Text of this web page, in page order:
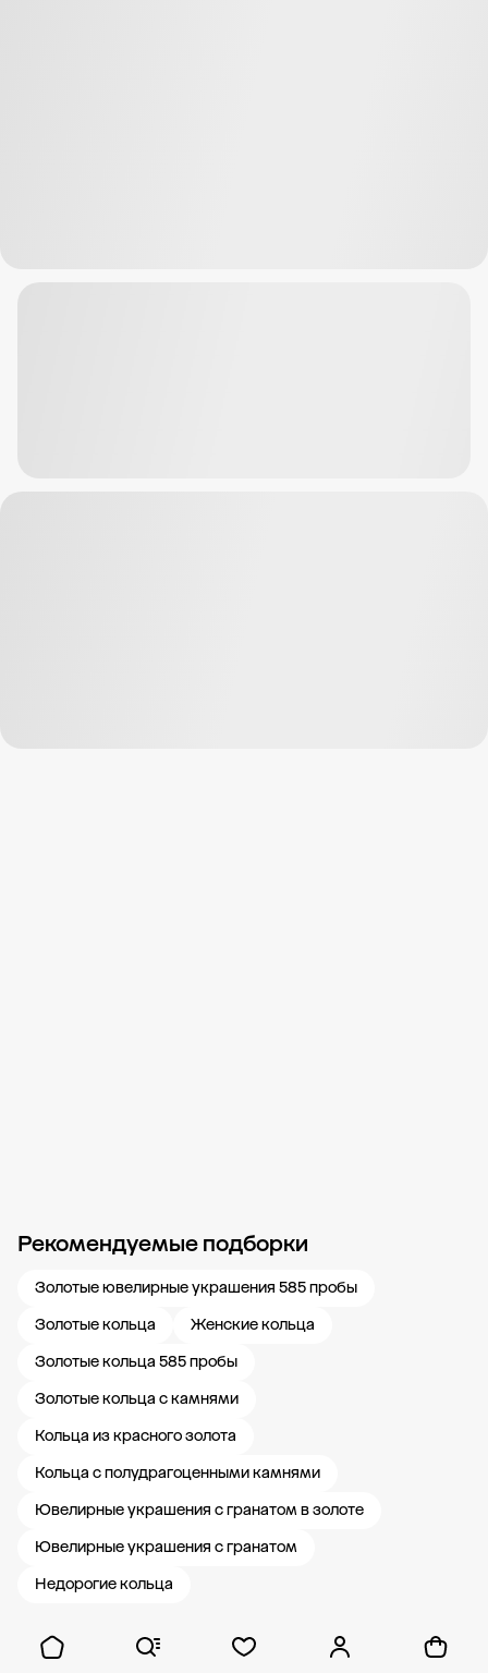
Рекомендуемые подборки
Золотые ювелирные украшения 585 пробы
Золотые кольца
Женские кольца
Золотые кольца 585 пробы
Золотые кольца с камнями
Кольца из красного золота
Кольца с полудрагоценными камнями
Ювелирные украшения с гранатом в золоте
Ювелирные украшения с гранатом
Недорогие кольца
Показать ещё
Новости компании Журнал ЗОЛОТОЙ Блог